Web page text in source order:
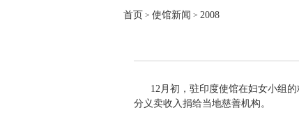
首页 > 使馆新闻 > 2008
12月初，驻印度使馆在妇女小组
分义卖收入捐给当地慈善机构。